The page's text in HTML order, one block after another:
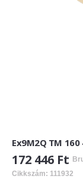
Ex9M2Q TM 160
172 446 Ft
Cikkszám: 111932